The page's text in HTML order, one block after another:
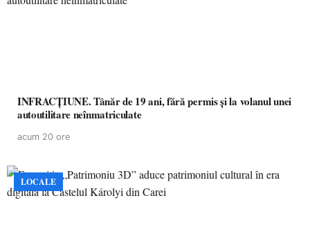
INFRACȚIUNE. Tânăr de 19 ani, fără permis și la volanul unei
autoutilitare neînmatriculate
acum 20 ore
LOCALE